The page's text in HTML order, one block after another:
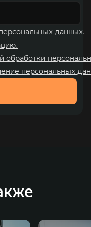
данных.
обработки
персональных